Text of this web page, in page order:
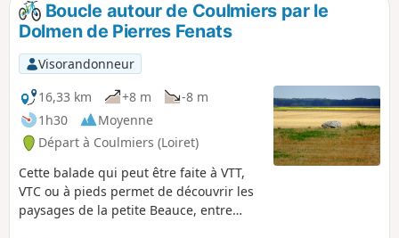
p
Boucle autour de Coulmiers par le
Dolmen de Pierres Fenats
Visorandonneur
16,33 km
+8 m
-8 m
1h30
Moyenne
Départ à Coulmiers (Loiret)
Cette balade qui peut être faite à VTT,
VTC ou à pieds permet de découvrir les
paysages de la petite Beauce, entre